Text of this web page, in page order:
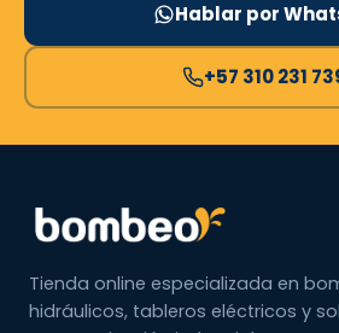
Hablar por
+57 310 231
Tienda online especializada en
hidráulicos, tableros eléctricos y